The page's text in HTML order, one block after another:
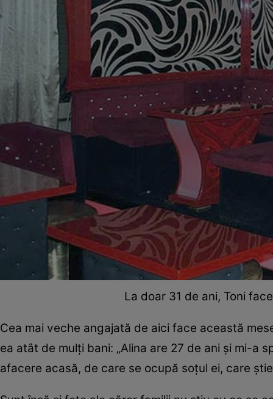
La doar 31 de ani, Toni
Cea mai veche angajată de aici face această
ea atât de mulţi bani: „Alina are 27 de ani şi mi-a
afacere acasă, de care se ocupă soţul ei, care